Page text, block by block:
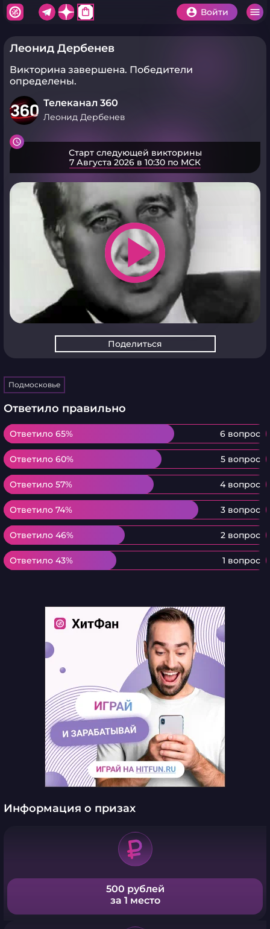
shopping_bag Войти
Леонид Дербенев
Викторина завершена. Победители
определены.
Телеканал 360
Леонид Дербенев
Старт следующей викторины
7 Августа 2026 в 10:30 по МСК
play_arrow
Поделиться
Подмосковье
Ответило правильно
Ответило 65% 6 вопрос
Ответило 65%
Ответило 60% 5 вопрос
Ответило 60%
Ответило 57% 4 вопрос
Ответило 57%
Ответило 74% 3 вопрос
Ответило 74%
Ответило 46% 2 вопрос
Ответило 46%
Ответило 43% 1 вопрос
Ответило 43%
Информация о призах
500 рублей
за 1 место